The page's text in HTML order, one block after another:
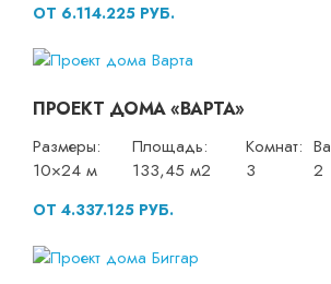
ОТ 6.114.225 РУБ.
ПРОЕКТ ДОМА «ВАРТА»
Размеры:
10×24 м
Площадь:
133,45 м2
Комнат:
3
2
ОТ 4.337.125 РУБ.